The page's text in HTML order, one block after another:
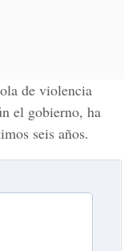
de violencia
el gobierno, ha
seis años.